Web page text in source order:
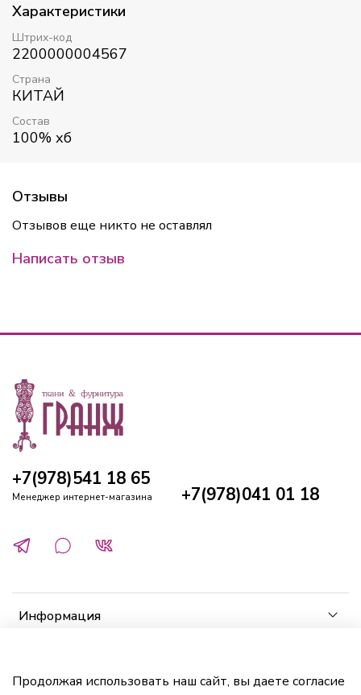
Характеристики
Штрих-код
2200000004567
Страна
КИТАЙ
Состав
100% хб
Отзывы
Отзывов еще никто не оставлял
Написать отзыв
Информация
+7(978)541 18 65
Менеджер интернет-магазина +7(978)041 01 18
Продолжая использовать наш сайт, вы даете согласие